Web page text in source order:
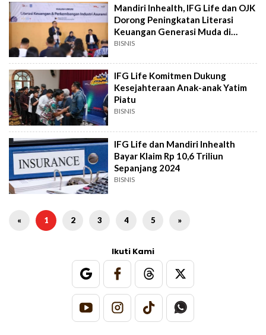
Mandiri Inhealth, IFG Life dan OJK
Dorong Peningkatan Literasi
Keuangan Generasi Muda di
Sumut
BISNIS
IFG Life Komitmen Dukung
Kesejahteraan Anak-anak Yatim
Piatu
BISNIS
IFG Life dan Mandiri Inhealth
Bayar Klaim Rp 10,6 Triliun
Sepanjang 2024
BISNIS
« 1 2 3 4 5 »
Ikuti Kami